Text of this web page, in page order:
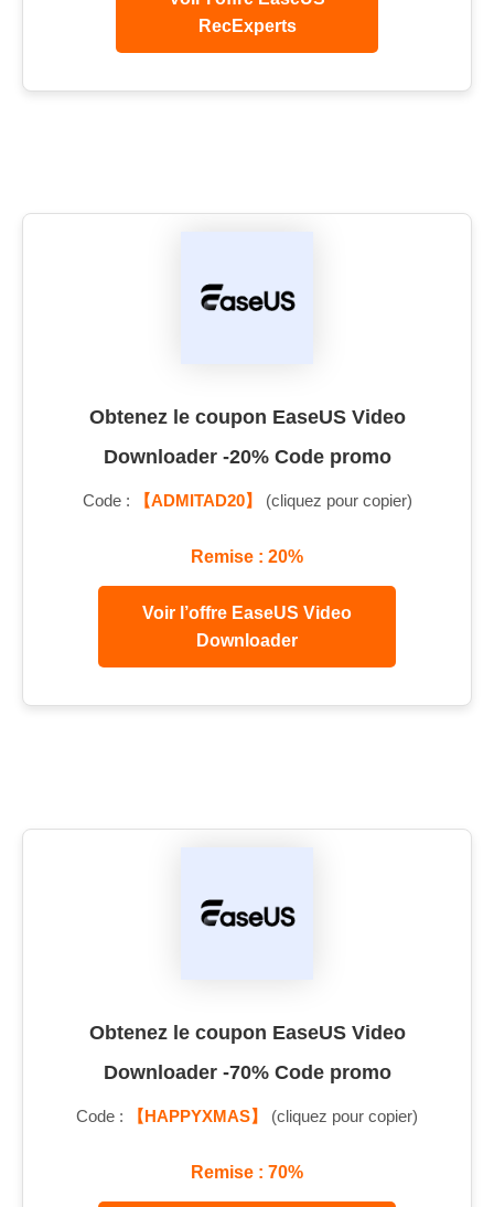
RecExperts
Obtenez le coupon EaseUS Video
Downloader -20% Code promo
Code : 【ADMITAD20】 (cliquez pour copier)
Remise : 20%
Voir l’offre EaseUS Video
Downloader
Obtenez le coupon EaseUS Video
Downloader -70% Code promo
Code : 【HAPPYXMAS】 (cliquez pour copier)
Remise : 70%